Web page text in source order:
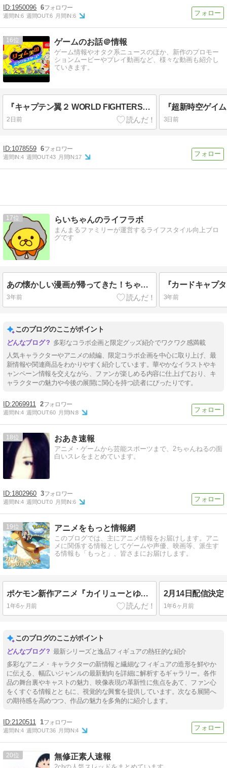
1950096 6
週間IN:6 週間OUT:6 月間IN:6
16 ゲームのお話＠情報
ゲーム情報やオタク系ニュースのほか、新作のプロモー
ションムービーやプレイ動画など、様々な動画も紹介し
ていきます。
『キャプテン翼２ WORLD FIGHTERS』カナダユース紹介映像公開 コナー（声優：山口智広）とタナー（声優：高塚智人）が放つファイヤーツインショット｜炎の絆が世界を撃ち抜く
2日前 3日前
1078559 6
週間IN:4 週間OUT:43 月間IN:17
17 らいちゃんのライフラボ
まんまるファミリーが運営するライフスタイル向上ブロ
グです
あの懐かしい漫画が帰ってきた！ちゃおコミにて「チャームエンジェル」星天使編が連載中！！
3年前 3年前
このブログのここがポイント
多彩なコラボ企画と限定グッズ紹介でワクワク感満載
人気キャラクターやアニメの続編、限定コラボ企画を中心に取り上げ、最
新情報や関連商品をわかりやすく紹介しています。華やかなイラストやキ
ャンペーン情報を交えながら、ファンが楽しめる内容に仕上げており、キ
ャラクターの魅力や今後の展開に関心を持つ読者にぴったりです。
2069911 2
週間IN:4 週間OUT:60 月間IN:8
18 おあき速報
アニメ・ゲームから芸能スポーツまで、2ちゃんねるの面
白いスレをまとめています。
1802960 3
週間IN:4 週間OUT:0 月間IN:6
19 アニメをもっと情報網
このブログでは、主にアニメ情報をお届けします。アニ
メに関係する情報としてゲームや声優、映画等、派生す
る情報も「もっと」、皆さまにお届けします。
ポケモン新作アニメ『カイリューとゆうびんやさん』：期待の予告映像と場面カット解説
1年6ヶ月前 1年6ヶ月前
このブログのここがポイント
最新シリーズと逸品フィギュアの熱狂的な紹介
多彩なアニメ・キャラクターの新情報と繊細なフィギュアの造形を鮮やか
に伝える、幅広いジャンルの最新動向を詳細に解析するギャラリー。各作
品の舞台裏やキャストの魅力、映像表現の革新性に焦点をあて、ファン心
をくすぐる情報とともに、視覚的な興奮を提供しています。次なる展開へ
の期待感を高めつつ、作品の魅力を多角的に紹介します。
2120511 1
週間IN:4 週間OUT:36 月間IN:4
20 無修正素人速報